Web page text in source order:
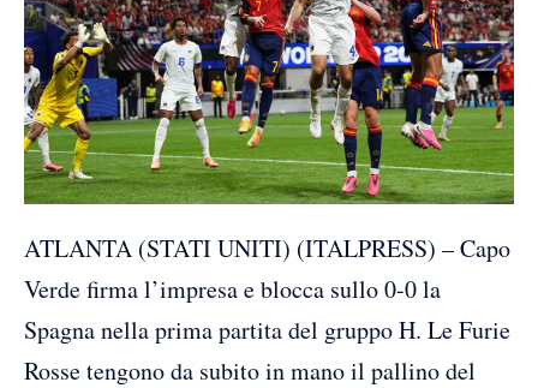
ATLANTA (STATI UNITI) (ITALPRESS) – Capo
Verde firma l’impresa e blocca sullo 0-0 la
Spagna nella prima partita del gruppo H. Le Furie
Rosse tengono da subito in mano il pallino del